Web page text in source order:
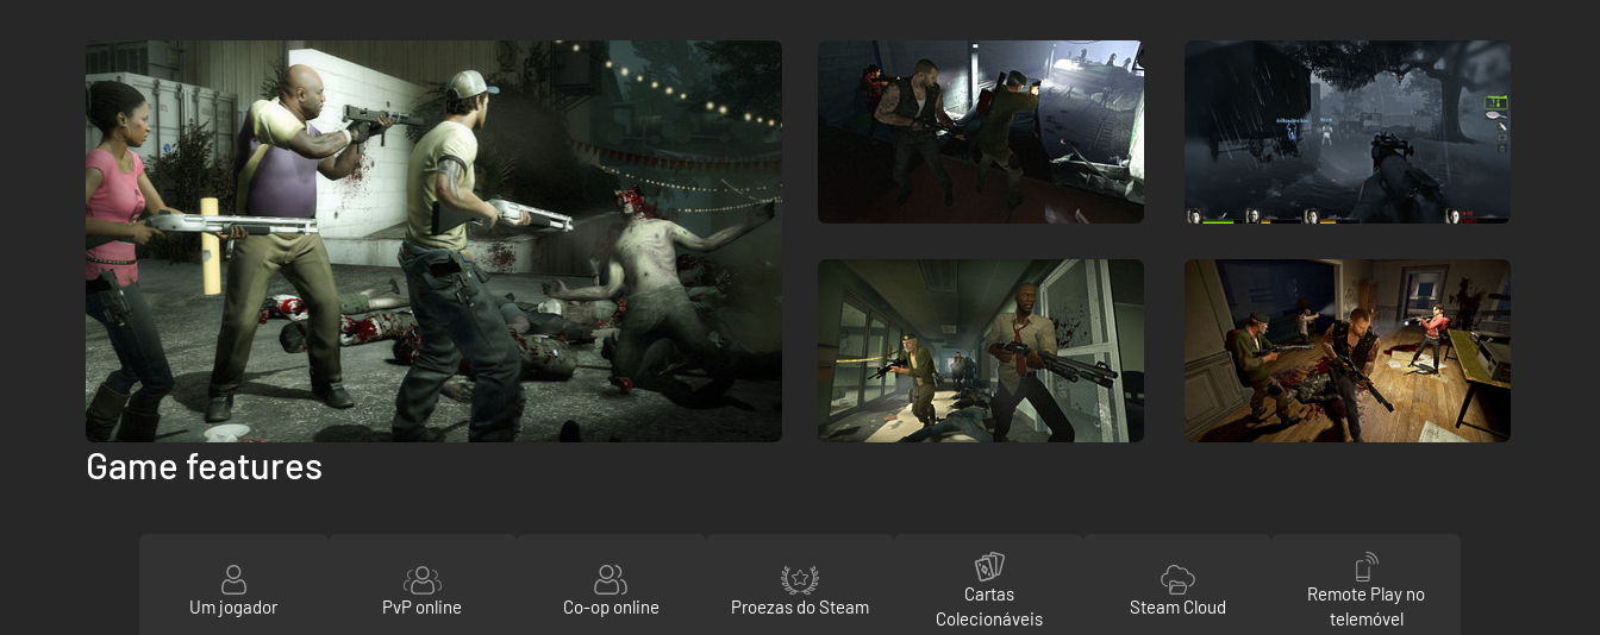
Game features
Um jogador PvP online Co-op online Proezas do Steam
Cartas
Colecionáveis
Steam Cloud
Remote Play no
telemóvel